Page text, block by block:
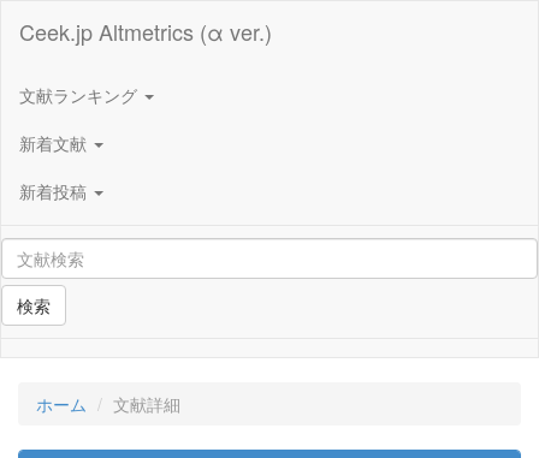
Ceek.jp Altmetrics (α ver.)
文献ランキング
新着文献
新着投稿
検索
ホーム 文献詳細